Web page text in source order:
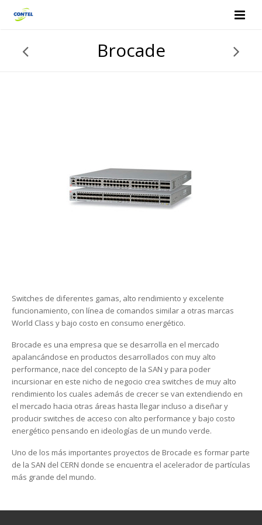
Brocade
Switches de diferentes gamas, alto rendimiento y excelente
funcionamiento, con línea de comandos similar a otras marcas
World Class y bajo costo en consumo energético.
Brocade es una empresa que se desarrolla en el mercado
apalancándose en productos desarrollados con muy alto
performance, nace del concepto de la SAN y para poder
incursionar en este nicho de negocio crea switches de muy alto
rendimiento los cuales además de crecer se van extendiendo en
el mercado hacia otras áreas hasta llegar incluso a diseñar y
producir switches de acceso con alto performance y bajo costo
energético pensando en ideologías de un mundo verde.
Uno de los más importantes proyectos de Brocade es formar parte
de la SAN del CERN donde se encuentra el acelerador de partículas
más grande del mundo.